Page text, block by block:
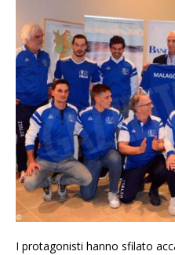
I protagonisti hanno sfilato